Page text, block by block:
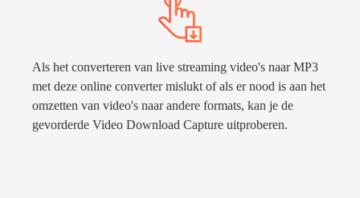
Als het converteren van live streaming video's naar MP3
met deze online converter mislukt of als er nood is aan het
omzetten van video's naar andere formats, kan je de
gevorderde Video Download Capture uitproberen.